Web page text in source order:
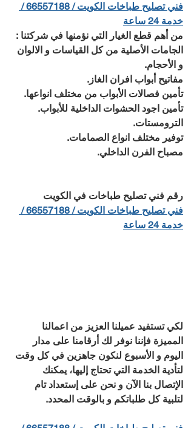
فني تصليح طباخات الكويت / 66557188 /
خدمة 24 ساعة
من أهم قطع الغيار التي نؤمنها في شركتنا :
الجامات الأصلية من كل القياسات و الالوان
و الأحجام.
مفاتيح أبواب افران الغاز.
تأمين فصالات الأبواب من مختلف انواعها.
تأمين اجود الحشوات الداخلية للأبواب.
الترومستات.
توفير مختلف انواع الصمامات.
مصباح الفرن الداخلي.
رقم فني تصليح طباخات في الكويت
فني تصليح طباخات الكويت / 66557188 /
خدمة 24 ساعة
لكي تستفيد عميلنا العزيز من اعمالنا
المميزة فإننا نوفر لك أرقامنا على مدار
اليوم و الأسبوع لنكون جاهزين في كل وقت
لتأدية الخدمة التي تحتاج إليها، يمكنك
الإتصال بنا الآن و نحن على إستعداد تام
لتلبية كل طلباتكم و بالوقت المحدد.